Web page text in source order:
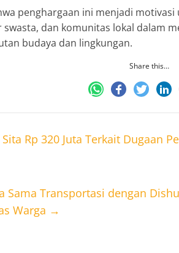
penghargaan ini menjadi
dan komunitas lokal dalam
budaya dan lingkungan.
Share this…
Rp 320 Juta Terkait Dugaan
Sama Transportasi dengan
Warga →